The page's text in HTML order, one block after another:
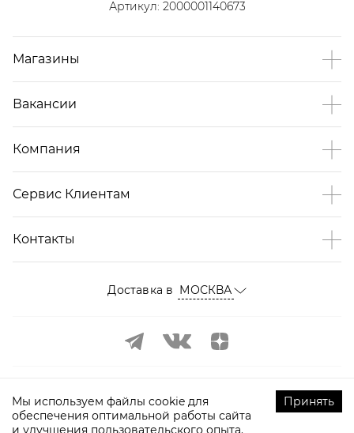
Артикул: 2000001140673
Магазины
Вакансии
Компания
Сервис Клиентам
Контакты
Доставка в МОСКВА
Мы используем файлы cookie для
обеспечения оптимальной работы сайта
и улучшения пользовательского опыта.
Принять